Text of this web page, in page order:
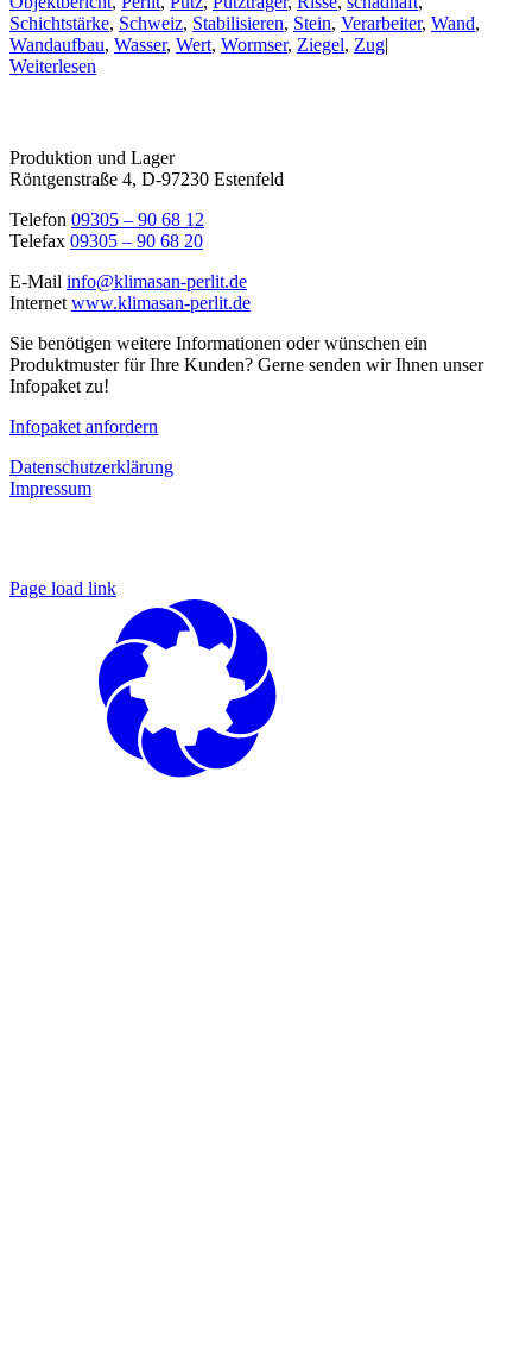
Schichtstärke, Schweiz, Stabilisieren, Stein, Verarbeiter, Wand,
Wandaufbau, Wasser, Wert, Wormser, Ziegel, Zug|
Weiterlesen
Produktion und Lager
Röntgenstraße 4, D-97230 Estenfeld
Telefon 09305 – 90 68 12
Telefax 09305 – 90 68 20
E-Mail info@klimasan-perlit.de
Internet www.klimasan-perlit.de
Sie benötigen weitere Informationen oder wünschen ein
Produktmuster für Ihre Kunden? Gerne senden wir Ihnen unser
Infopaket zu!
Infopaket anfordern
Datenschutzerklärung
Impressum
Page load link